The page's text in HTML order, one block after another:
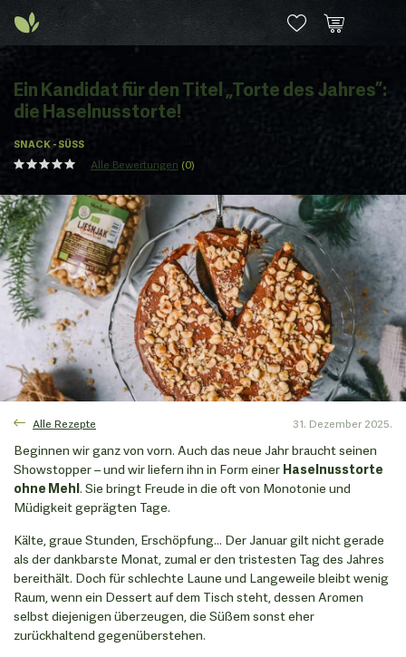
SNACK - SÜSS
Alle Bewertungen (0)
Ein Kandidat für den Titel „Torte des Jahres”:
die Haselnusstorte!
Alle Rezepte 31. Dezember 2025.
Beginnen wir ganz von vorn. Auch das neue Jahr braucht seinen
Showstopper – und wir liefern ihn in Form einer Haselnusstorte
ohne Mehl. Sie bringt Freude in die oft von Monotonie und
Müdigkeit geprägten Tage.
Kälte, graue Stunden, Erschöpfung... Der Januar gilt nicht gerade
als der dankbarste Monat, zumal er den tristesten Tag des Jahres
bereithält. Doch für schlechte Laune und Langeweile bleibt wenig
Raum, wenn ein Dessert auf dem Tisch steht, dessen Aromen
selbst diejenigen überzeugen, die Süßem sonst eher
zurückhaltend gegenüberstehen.